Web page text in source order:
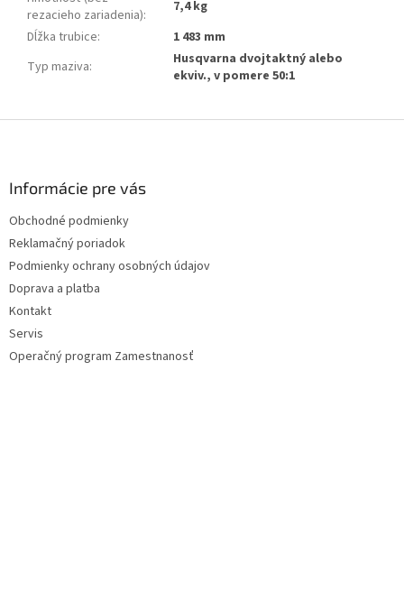
rezacieho zariadenia):
7,4 kg
Dĺžka trubice:
1 483 mm
Typ maziva:
Husqvarna dvojtaktný alebo
ekviv., v pomere 50:1
Informácie pre vás
Obchodné podmienky
Reklamačný poriadok
Podmienky ochrany osobných údajov
Doprava a platba
Kontakt
Servis
Operačný program Zamestnanosť